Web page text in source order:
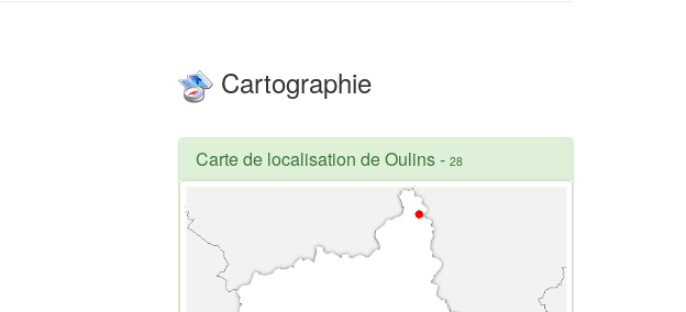
Cartographie
Carte de localisation de Oulins- 28